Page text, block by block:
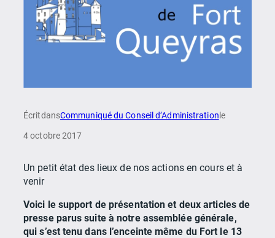
ÉcritdansCommuniqué du Conseil d’Administration le
4 octobre 2017
Un petit état des lieux de nos actions en cours et à
venir
Voici le support de présentation et deux articles de
presse parus suite à notre assemblée générale,
qui s’est tenu dans l’enceinte même du Fort le 13